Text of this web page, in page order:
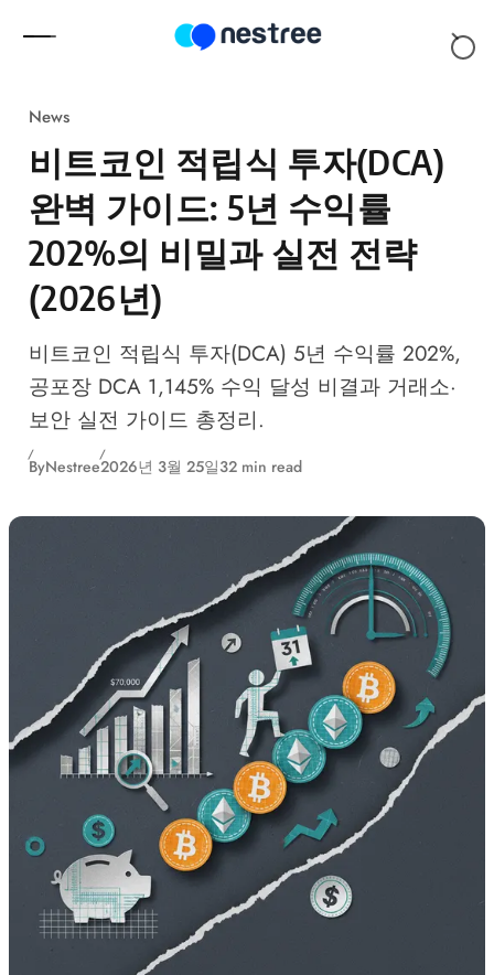
News
비트코인 적립식 투자(DCA)
완벽 가이드: 5년 수익률
202%의 비밀과 실전 전략
(2026년)
비트코인 적립식 투자(DCA) 5년 수익률 202%,
공포장 DCA 1,145% 수익 달성 비결과 거래소·
보안 실전 가이드 총정리.
ByNestree2026년 3월 25일32 min read